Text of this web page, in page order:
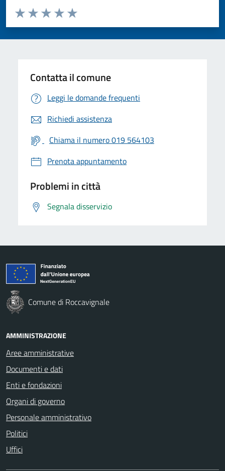
Valuta da 1 a 5 stelle la pagina
Valuta 5 stelle su 5
Valuta 4 stelle su 5
Valuta 3 stelle su 5
Valuta 2 stelle su 5
Valuta 1 stelle su 5
Contatta il comune
Leggi le domande frequenti
Richiedi assistenza
Chiama il numero 019 564103
Prenota appuntamento
Problemi in città
Segnala disservizio
Comune di Roccavignale
AMMINISTRAZIONE
Aree amministrative
Documenti e dati
Enti e fondazioni
Organi di governo
Personale amministrativo
Politici
Uffici